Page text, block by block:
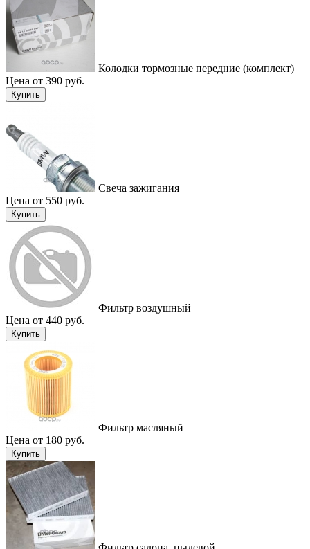
Колодки тормозные передние (комплект)
Цена от 390 руб.
Купить
Свеча зажигания
Цена от 550 руб.
Купить
Фильтр воздушный
Цена от 440 руб.
Купить
Фильтр масляный
Цена от 180 руб.
Купить